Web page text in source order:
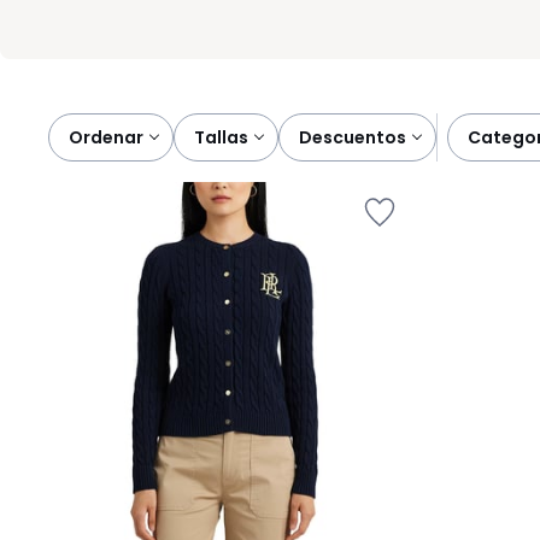
Ordenar tallas descuentos